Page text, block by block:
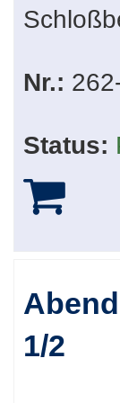
Nr.:
Status:
1/2